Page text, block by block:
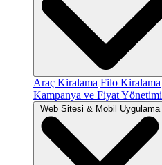
Araç Kiralama Filo Kiralama
Kampanya ve Fiyat Yönetimi
Web Sitesi & Mobil Uygulama